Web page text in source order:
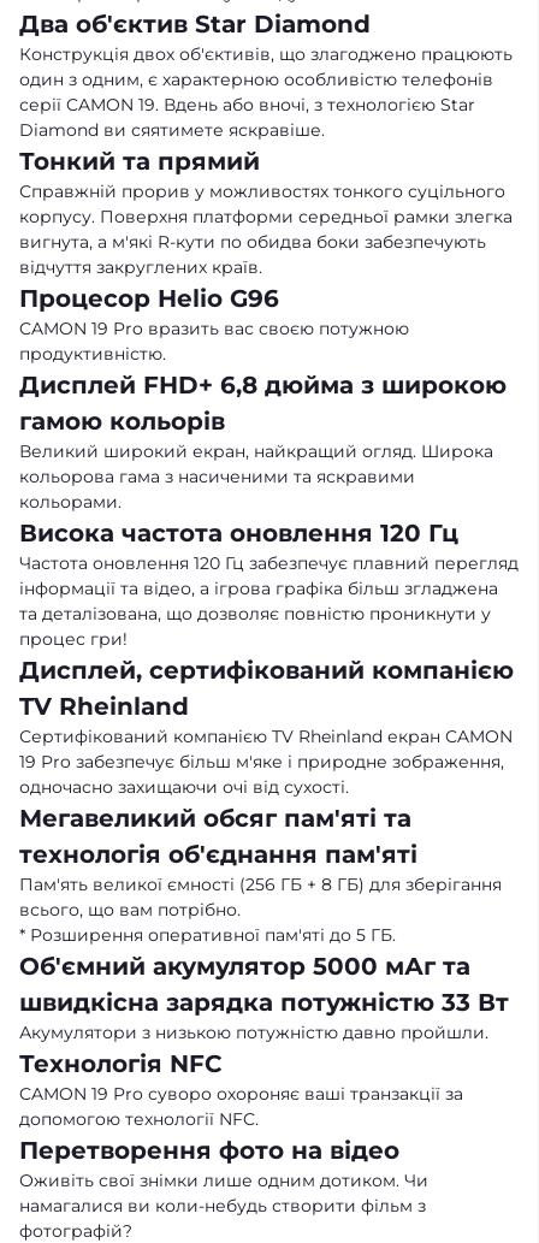
Два об'єктив Star Diamond
Конструкція двох об'єктивів, що злагоджено працюють
один з одним, є характерною особливістю телефонів
серії CAMON 19. Вдень або вночі, з технологією Star
Diamond ви сяятимете яскравіше.
Тонкий та прямий
Справжній прорив у можливостях тонкого суцільного
корпусу. Поверхня платформи середньої рамки злегка
вигнута, а м'які R-кути по обидва боки забезпечують
відчуття закруглених країв.
Процесор Helio G96
CAMON 19 Pro вразить вас своєю потужною
продуктивністю.
Дисплей FHD+ 6,8 дюйма з широкою
гамою кольорів
Великий широкий екран, найкращий огляд. Широка
кольорова гама з насиченими та яскравими
кольорами.
Висока частота оновлення 120 Гц
Частота оновлення 120 Гц забезпечує плавний перегляд
інформації та відео, а ігрова графіка більш згладжена
та деталізована, що дозволяє повністю проникнути у
процес гри!
Дисплей, сертифікований компанією
TV Rheinland
Сертифікований компанією TV Rheinland екран CAMON
19 Pro забезпечує більш м'яке і природне зображення,
одночасно захищаючи очі від сухості.
Мегавеликий обсяг пам'яті та
технологія об'єднання пам'яті
Пам'ять великої ємності (256 ГБ + 8 ГБ) для зберігання
всього, що вам потрібно.
* Розширення оперативної пам'яті до 5 ГБ.
Об'ємний акумулятор 5000 мАг та
швидкісна зарядка потужністю 33 Вт
Акумулятори з низькою потужністю давно пройшли.
Технологія NFC
CAMON 19 Pro суворо охороняє ваші транзакції за
допомогою технології NFC.
Перетворення фото на відео
Оживіть свої знімки лише одним дотиком. Чи
намагалися ви коли-небудь створити фільм з
фотографій?